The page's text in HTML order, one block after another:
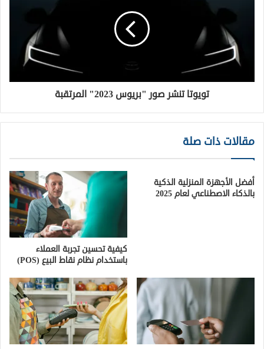
تويوتا تنشر صور "بريوس 2023" المرتقبة
مقالات ذات صلة
أفضل الأجهزة المنزلية الذكية
بالذكاء الاصطناعي لعام 2025
كيفية تحسين تجربة العملاء
باستخدام نظام نقاط البيع (POS)